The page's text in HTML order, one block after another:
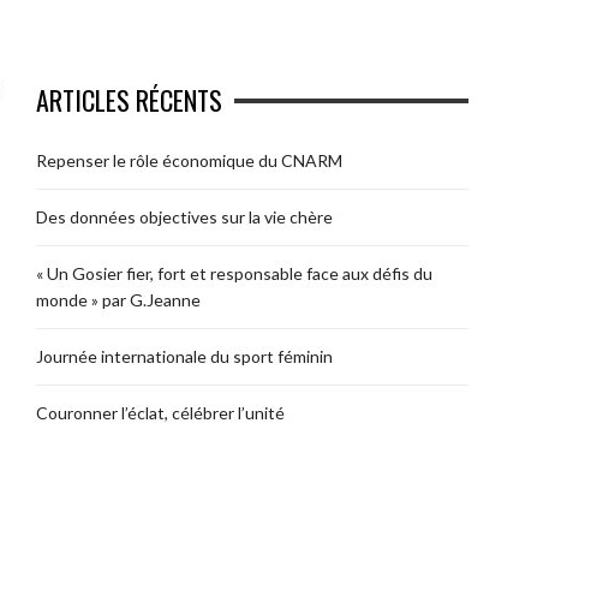
ARTICLES RÉCENTS
Repenser le rôle économique du CNARM
Des données objectives sur la vie chère
« Un Gosier fier, fort et responsable face aux défis du
monde » par G.Jeanne
Journée internationale du sport féminin
Couronner l’éclat, célébrer l’unité